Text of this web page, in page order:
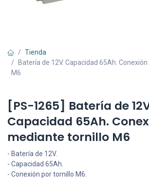
Tienda
Batería de 12V. Capacidad 65Ah.
M6
[PS-1265] Batería de
Capacidad 65Ah.
mediante tornillo M6
- Batería de 12V.
- Capacidad 65Ah.
- Conexión por tornillo M6.